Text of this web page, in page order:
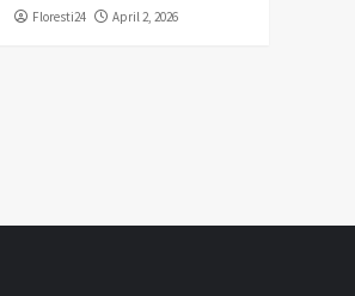
Floresti24 April 2, 2026